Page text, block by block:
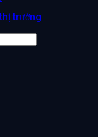
trường